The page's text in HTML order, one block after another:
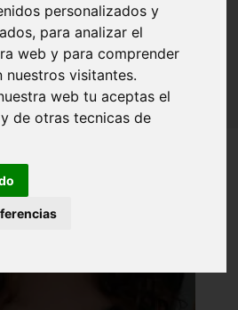
personalizados y
para analizar el
web y para comprender
nuestros visitantes.
web tu aceptas el
de otras tecnicas de
AMIGO
Falcón Andy Capella